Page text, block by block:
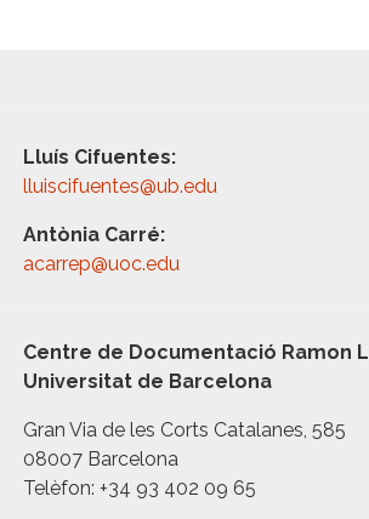
Lluís Cifuentes:
lluiscifuentes@ub.edu
Antònia Carré:
acarrep@uoc.edu
Centre de Documentació Ramon
Universitat de Barcelona
Gran Via de les Corts Catalanes, 585
08007 Barcelona
Telèfon: +34 93 402 09 65